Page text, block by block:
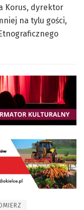
Korus, dyrektor
na tylu gości,